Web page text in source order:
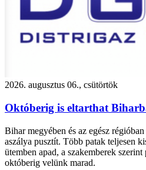
2026. augusztus 06., csütörtök
Októberig is eltarthat
Bihar megyében és az egész
aszálya pusztít. Több patak teljesen
ütemben apad, a szakemberek
októberig velünk marad.